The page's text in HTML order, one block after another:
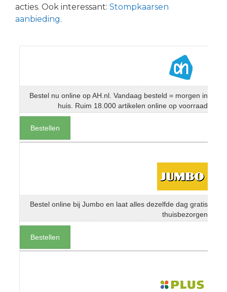
acties. Ook interessant: Stompkaarsen
aanbieding.
Bestel nu online op AH.nl. Vandaag besteld = morgen in
huis. Ruim 18.000 artikelen online op voorraad
Bestellen
Bestel online bij Jumbo en laat alles dezelfde dag gratis
thuisbezorgen
Bestellen